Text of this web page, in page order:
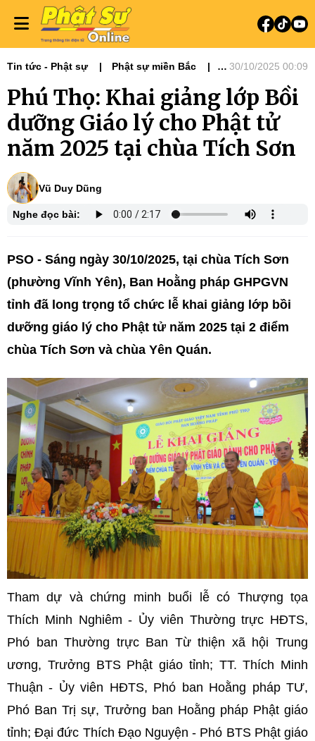
Tin tức - Phật sự
Phật sự miền Bắc
Hoạt động Hoằng pháp
30/10/2025 00:09
Phú Thọ: Khai giảng lớp Bồi
dưỡng Giáo lý cho Phật tử
năm 2025 tại chùa Tích Sơn
Vũ Duy Dũng
Nghe đọc bài:
PSO - Sáng ngày 30/10/2025, tại chùa Tích Sơn
(phường Vĩnh Yên), Ban Hoằng pháp GHPGVN
tỉnh đã long trọng tổ chức lễ khai giảng lớp bồi
dưỡng giáo lý cho Phật tử năm 2025 tại 2 điểm
chùa Tích Sơn và chùa Yên Quán.
Tham dự và chứng minh buổi lễ có Thượng tọa
Thích Minh Nghiêm - Ủy viên Thường trực HĐTS,
Phó ban Thường trực Ban Từ thiện xã hội Trung
ương, Trưởng BTS Phật giáo tỉnh; TT. Thích Minh
Thuận - Ủy viên HĐTS, Phó ban Hoằng pháp TƯ,
Phó Ban Trị sự, Trưởng ban Hoằng pháp Phật giáo
tỉnh; Đại đức Thích Đạo Nguyện - Phó BTS Phật giáo